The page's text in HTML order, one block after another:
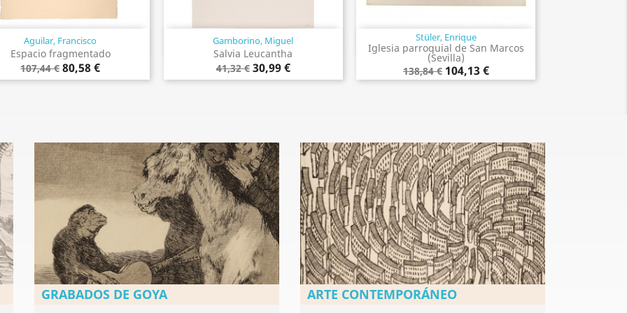
Aguilar, Francisco
Espacio fragmentado
107,44 € 80,58 €
Vista rápida Gamborino, Miguel
Salvia Leucantha
41,32 € 30,99 €
Vista rápida Stüler, Enrique
Iglesia parroquial de San Marcos
(Sevilla)
138,84 € 104,13 €
Vista rápida
GRABADOS DE GOYA ARTE CONTEMPORÁNEO